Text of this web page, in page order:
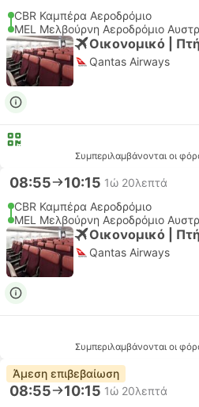
CBR Καμπέρα Αεροδρόμιο
MEL Μελβούρνη Αεροδρόμιο
Οικονομικό |
Qantas Airways
Συμπεριλαμβάνονται οι
08:55 10:15 1ώ 20λεπτά
CBR Καμπέρα Αεροδρόμιο
MEL Μελβούρνη Αεροδρόμιο
Οικονομικό |
Qantas Airways
Συμπεριλαμβάνονται οι
Άμεση επιβεβαίωση
08:55 10:15 1ώ 20λεπτά